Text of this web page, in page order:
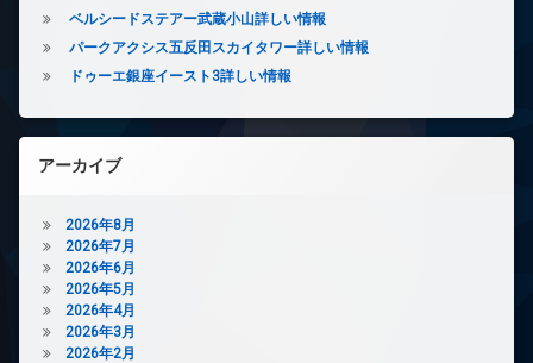
ト
無
レ
ベ
ー
オ
ー
ト
ロ
ッ
ク
ベルシードステアー武蔵小山詳しい情報
パークアクシス五反田スカイタワー詳しい情報
ドゥーエ銀座イースト3詳しい情報
アーカイブ
2026年8月
2026年7月
2026年6月
2026年5月
2026年4月
2026年3月
2026年2月